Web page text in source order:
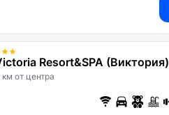
Resort&SPA (Виктория)
от центра